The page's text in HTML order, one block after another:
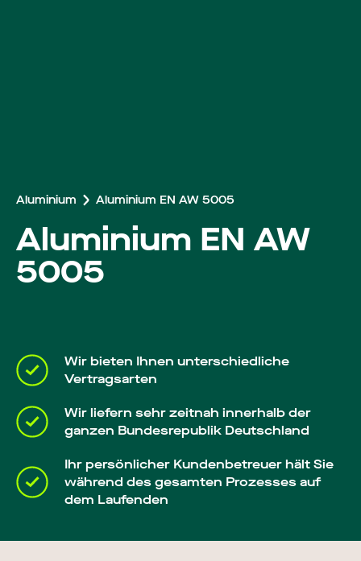
Aluminium Aluminium EN AW 5005
Aluminium EN AW
5005
Wir bieten Ihnen unterschiedliche
Vertragsarten
Wir liefern sehr zeitnah innerhalb der
ganzen Bundesrepublik Deutschland
Ihr persönlicher Kundenbetreuer hält Sie
während des gesamten Prozesses auf
dem Laufenden